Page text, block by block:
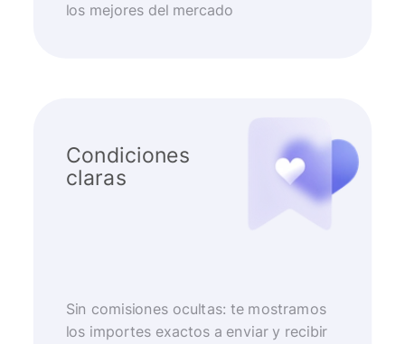
los mejores del mercado
Condiciones
claras
Sin comisiones ocultas: te mostramos
los importes exactos a enviar y recibir